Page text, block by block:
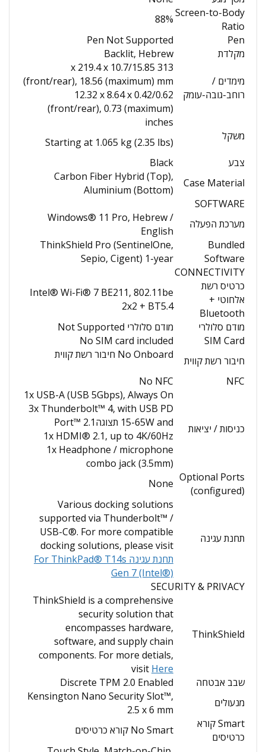
Screen-to-Body
Ratio
88%
Pen
Pen Not Supported
מקלדת
Backlit, Hebrew
מימדים /
רוחב-גובה-עומק
313 x 219.4 x 10.7/15.85
(front/rear), 18.56 (maximum) mm
12.32 x 8.64 x 0.42/0.62
(front/rear), 0.73 (maximum)
inches
משקל
Starting at 1.065 kg (2.35 lbs)
צבע
Black
Case Material
Carbon Fiber Hybrid (Top),
Aluminium (Bottom)
SOFTWARE
מערכת הפעלה
Windows® 11 Pro, Hebrew /
English
Bundled
Software
ThinkShield Pro (SentinelOne,
Sepio, Cigent) 1-year
CONNECTIVITY
כרטיס רשת
אלחוטי +
Bluetooth
Intel® Wi-Fi® 7 BE211, 802.11be
2x2 + BT5.4
מודם סלולרי
מודם סלולרי Not Supported
SIM Card
No SIM card included
חיבור רשת קווית
No Onboard חיבור רשת קווית
NFC
No NFC
כניסות / יציאות
1x USB-A (USB 5Gbps), Always On
3x Thunderbolt™ 4, with USB PD
15-65W and תצוגהPort™ 2.1
1x HDMI® 2.1, up to 4K/60Hz
1x Headphone / microphone
combo jack (3.5mm)
Optional Ports
(configured)
None
תחנת עגינה
Various docking solutions
supported via Thunderbolt™ /
USB-C®. For more compatible
docking solutions, please visit
תחנת עגינה For ThinkPad® T14s
Gen 7 (Intel®)
SECURITY & PRIVACY
ThinkShield
ThinkShield is a comprehensive
security solution that
encompasses hardware,
software, and supply chain
components. For more detials,
visit Here
שבב אבטחה
Discrete TPM 2.0 Enabled
מנעולים
Kensington Nano Security Slot™,
2.5 x 6 mm
Smart קורא
כרטיסים
No Smart קורא כרטיסים